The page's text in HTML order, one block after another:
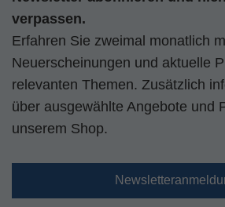
verpassen.
Erfahren Sie zweimal monatlich
Neuerscheinungen und aktuelle
relevanten Themen. Zusätzlich
über ausgewählte Angebote und
unserem Shop.